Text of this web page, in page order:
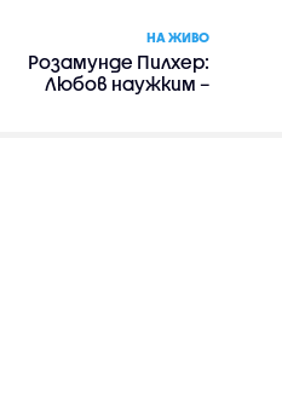
НА ЖИВО
Розамунде Пилхер:
Любов наужким –